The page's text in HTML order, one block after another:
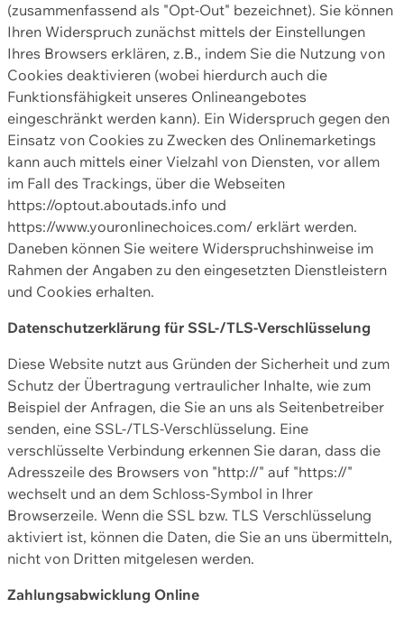
(zusammenfassend als "Opt-Out" bezeichnet). Sie können
Ihren Widerspruch zunächst mittels der Einstellungen
Ihres Browsers erklären, z.B., indem Sie die Nutzung von
Cookies deaktivieren (wobei hierdurch auch die
Funktionsfähigkeit unseres Onlineangebotes
eingeschränkt werden kann). Ein Widerspruch gegen den
Einsatz von Cookies zu Zwecken des Onlinemarketings
kann auch mittels einer Vielzahl von Diensten, vor allem
im Fall des Trackings, über die Webseiten
https://optout.aboutads.info und
https://www.youronlinechoices.com/ erklärt werden.
Daneben können Sie weitere Widerspruchshinweise im
Rahmen der Angaben zu den eingesetzten Dienstleistern
und Cookies erhalten.
Datenschutzerklärung für SSL-/TLS-Verschlüsselung
Diese Website nutzt aus Gründen der Sicherheit und zum
Schutz der Übertragung vertraulicher Inhalte, wie zum
Beispiel der Anfragen, die Sie an uns als Seitenbetreiber
senden, eine SSL-/TLS-Verschlüsselung. Eine
verschlüsselte Verbindung erkennen Sie daran, dass die
Adresszeile des Browsers von "http://" auf "https://"
wechselt und an dem Schloss-Symbol in Ihrer
Browserzeile. Wenn die SSL bzw. TLS Verschlüsselung
aktiviert ist, können die Daten, die Sie an uns übermitteln,
nicht von Dritten mitgelesen werden.
Zahlungsabwicklung Online